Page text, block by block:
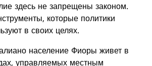
здесь не запрещены законом.
которые политики
в своих целях.
население Фиоры живет в
управляемых местным